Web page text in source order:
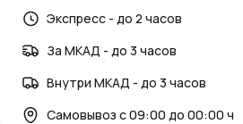
Экспресс - до 2 часов
За МКАД - до 3 часов
Внутри МКАД - до 3 часов
Самовывоз с 09:00 до 00:00 ч